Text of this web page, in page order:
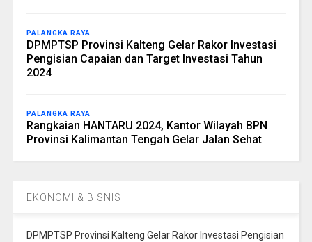
PALANGKA RAYA
DPMPTSP Provinsi Kalteng Gelar Rakor Investasi
Pengisian Capaian dan Target Investasi Tahun
2024
PALANGKA RAYA
Rangkaian HANTARU 2024, Kantor Wilayah BPN
Provinsi Kalimantan Tengah Gelar Jalan Sehat
EKONOMI & BISNIS
DPMPTSP Provinsi Kalteng Gelar Rakor Investasi Pengisian